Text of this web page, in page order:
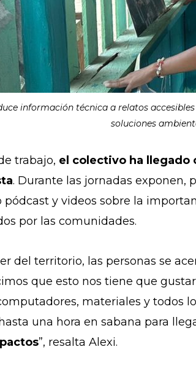
información técnica a relatos
soluciones
trabajo, el colectivo ha llegado
. Durante las jornadas exponen,
pódcast y videos sobre la
por las comunidades.
del territorio, las personas se
que esto nos tiene que
materiales y todos
una hora en sabana para
”, resalta Alexi.